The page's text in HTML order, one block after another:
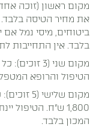
מקום ראשון (זוכה
את מחיר הטיסה בלבד.
ביטוחים, מיסי נמל אם
בלבד. אין התחייבות
הטיפול והרופא
מקום
1,800 ש"ח.
המכון בלבד.